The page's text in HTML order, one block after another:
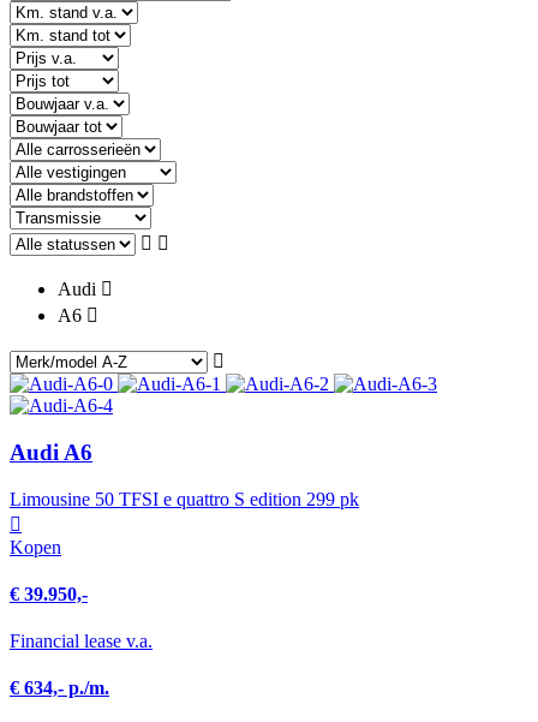
Audi
A6
Audi A6
Limousine 50 TFSI e quattro S edition 299 pk
Kopen
€ 39.950,-
Financial lease v.a.
€ 634,- p./m.